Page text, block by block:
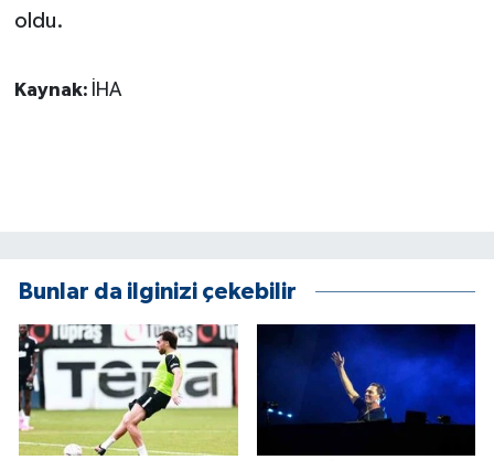
oldu.
Kaynak: İHA
Bunlar da ilginizi çekebilir
YAŞAM
YEREL
Yerel Haberler